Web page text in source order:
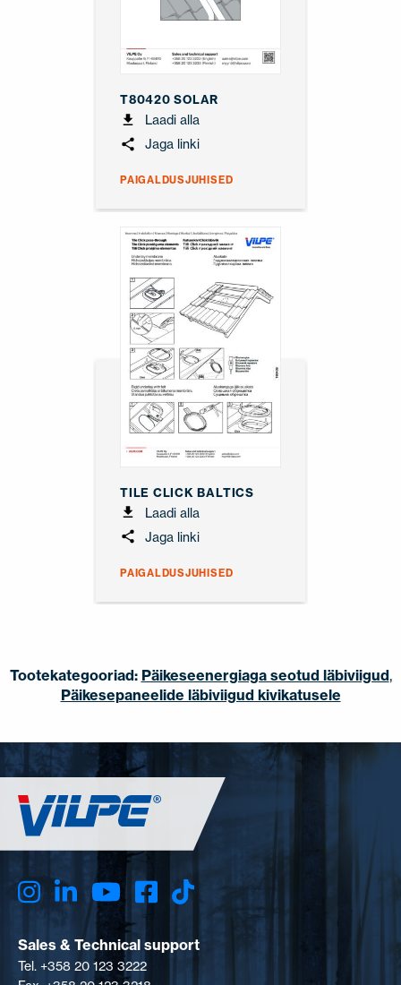
T80420 SOLAR
Laadi alla
Jaga linki
PAIGALDUSJUHISED
TILE CLICK BALTICS
Laadi alla
Jaga linki
PAIGALDUSJUHISED
Tootekategooriad: Päikeseenergiaga seotud läbiviigud,
Päikesepaneelide läbiviigud kivikatusele
Sales & Technical support
Tel. +358 20 123 3222